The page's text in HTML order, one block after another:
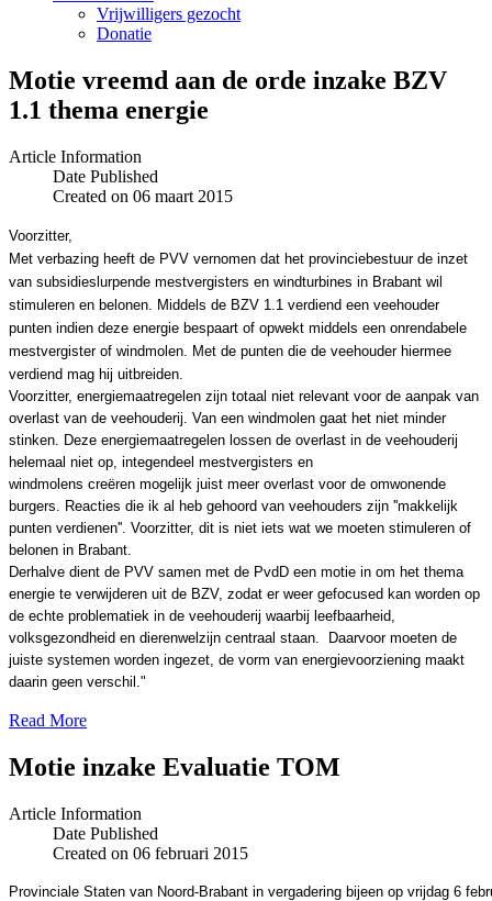
Vrijwilligers gezocht
Donatie
Motie vreemd aan de orde inzake BZV
1.1 thema energie
Article Information
Date Published
Created on 06 maart 2015
Voorzitter,
Met verbazing heeft de PVV vernomen dat het provinciebestuur de inzet
van subsidieslurpende mestvergisters en windturbines in Brabant wil
stimuleren en belonen.
Middels de BZV 1.1 verdiend een veehouder
punten indien deze energie bespaart of opwekt middels een onrendabele
mestvergister of windmolen. Met de punten die de veehouder hiermee
verdiend mag hij uitbreiden.
Voorzitter, energiemaatregelen zijn totaal niet relevant voor de aanpak van
overlast van de veehouderij. Van een windmolen gaat het niet minder
stinken. Deze energiemaatregelen lossen de overlast in de veehouderij
helemaal niet op, integendeel mestvergisters en
windmolens creëren mogelijk juist meer overlast voor de omwonende
burgers. Reacties die ik al heb gehoord van veehouders zijn ''makkelijk
punten verdienen''. Voorzitter, dit is niet iets wat we moeten stimuleren of
belonen in Brabant.
Derhalve dient de PVV samen met de PvdD een motie in om het thema
energie te verwijderen uit de BZV, zodat er weer gefocused kan worden op
de echte problematiek in de veehouderij waarbij leefbaarheid,
volksgezondheid en dierenwelzijn centraal staan.
Daarvoor moeten de
juiste systemen worden ingezet, de vorm van energievoorziening maakt
daarin geen verschil."
Read More
Motie inzake Evaluatie TOM
Article Information
Date Published
Created on 06 februari 2015
Provinciale Staten van Noord-Brabant in vergadering bijeen op vrijdag 6